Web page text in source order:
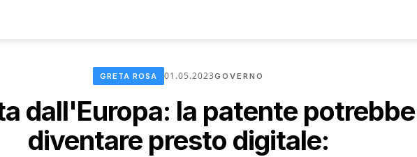
GRETA ROSA 01.05.2023GOVERNO
dall'Europa: la patente potrebbe
diventare presto digitale: